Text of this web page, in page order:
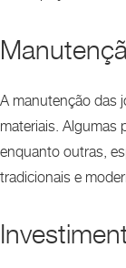
A manutenção das
materiais. Algumas
enquanto outras,
tradicionais e